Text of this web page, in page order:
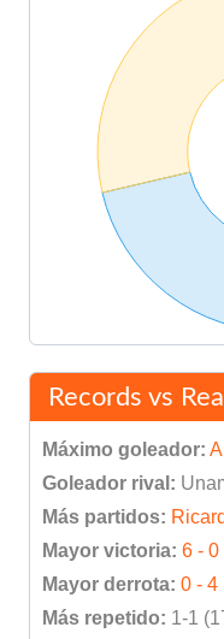
Records vs
Máximo goleador:
Goleador rival:
Más partidos:
Mayor victoria: 6 - 0
Mayor derrota: 0 - 4
Más repetido: 1-1